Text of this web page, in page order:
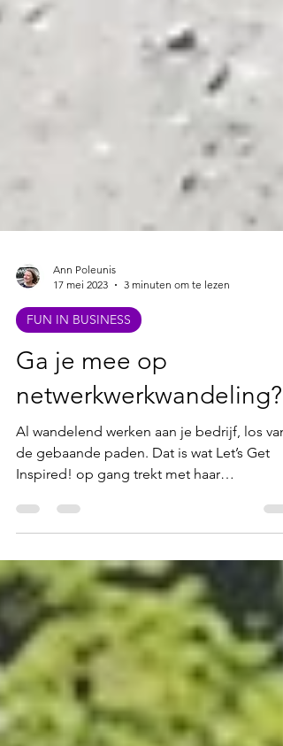
Ann Poleunis
17 mei 2023
3 minuten om te lezen
FUN IN BUSINESS
Ga je mee op
netwerkwerkwandeling?
Al wandelend werken aan je bedrijf, los van
de gebaande paden. Dat is wat Let’s Get
Inspired! op gang trekt met haar
netwerkwandelingen....